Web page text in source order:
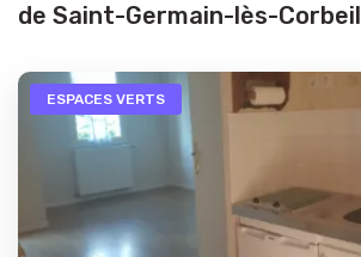
de Saint-Germain-lès-Corbeil
ESPACES VERTS